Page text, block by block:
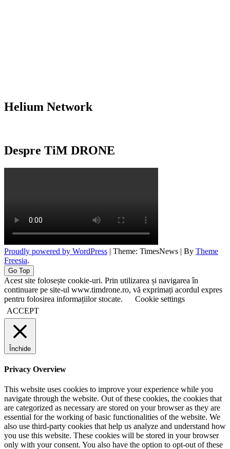
Helium Network
Despre TiM DRONE
Proudly powered by WordPress | Theme: TimesNews | By Theme
Freesia.
Go Top
Acest site folosește cookie-uri. Prin utilizarea și navigarea în
continuare pe site-ul www.timdrone.ro, vă exprimați acordul expres
pentru folosirea informațiilor stocate.
Cookie settings
ACCEPT
Închide
Privacy Overview
This website uses cookies to improve your experience while you
navigate through the website. Out of these cookies, the cookies that
are categorized as necessary are stored on your browser as they are
essential for the working of basic functionalities of the website. We
also use third-party cookies that help us analyze and understand how
you use this website. These cookies will be stored in your browser
only with your consent. You also have the option to opt-out of these